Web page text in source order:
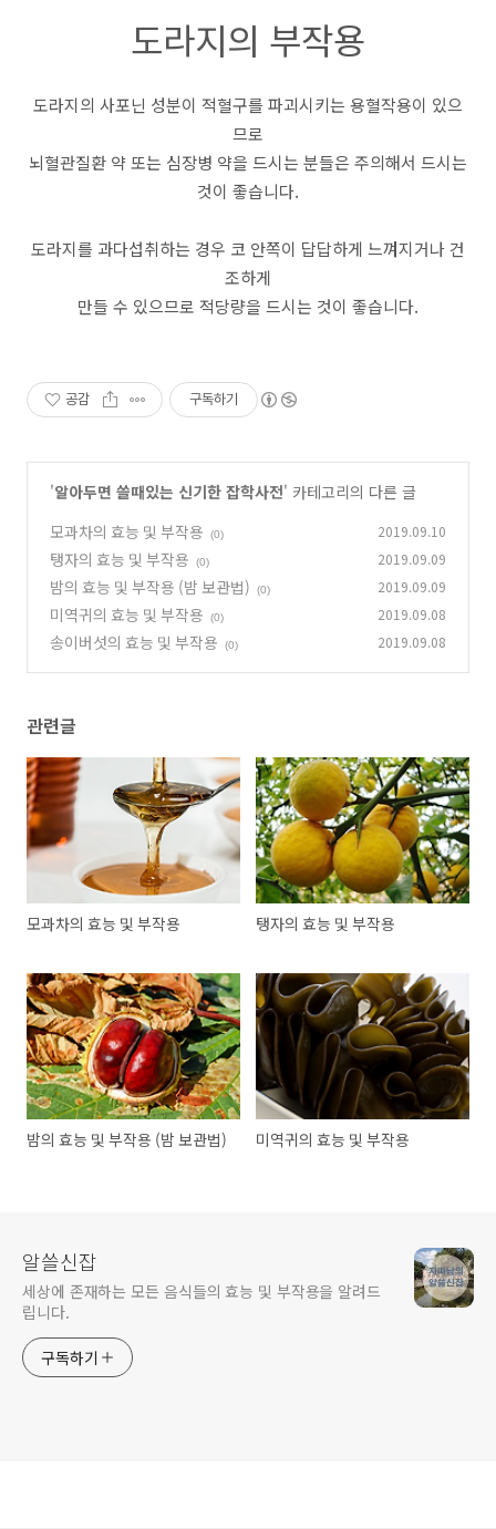
도라지의 부작용
도라지의 사포닌 성분이 적혈구를 파괴시키는 용혈작용이 있으
므로
뇌혈관질환 약 또는 심장병 약을 드시는 분들은 주의해서 드시는
것이 좋습니다.
도라지를 과다섭취하는 경우 코 안쪽이 답답하게 느껴지거나 건
조하게
만들 수 있으므로 적당량을 드시는 것이 좋습니다.
공감 구독하기
'알아두면 쓸때있는 신기한 잡학사전' 카테고리의 다른 글
모과차의 효능 및 부작용
(0) 2019.09.10
탱자의 효능 및 부작용 (0) 2019.09.09
밤의 효능 및 부작용 (밤 보관법) (0) 2019.09.09
미역귀의 효능 및 부작용 (0) 2019.09.08
송이버섯의 효능 및 부작용 (0) 2019.09.08
관련글
모과차의 효능 및 부작용 탱자의 효능 및 부작용
밤의 효능 및 부작용 (밤 보관법) 미역귀의 효능 및 부작용
알쓸신잡
세상에 존재하는 모든 음식들의 효능 및 부작용을 알려드
립니다.
구독하기